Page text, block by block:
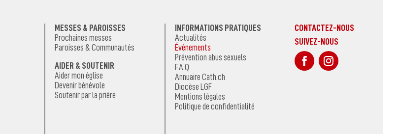
MESSES & PAROISSES
Prochaines messes
Paroisses & Communautés
AIDER & SOUTENIR
Aider mon église
Devenir bénévole
Soutenir par la prière
INFORMATIONS PRATIQUES
Actualités
Événements
Prévention abus sexuels
F.A.Q
Annuaire Cath.ch
Diocèse LGF
Mentions légales
Politique de confidentialité
CONTACTEZ-NOUS
SUIVEZ-NOUS
sur Facebook